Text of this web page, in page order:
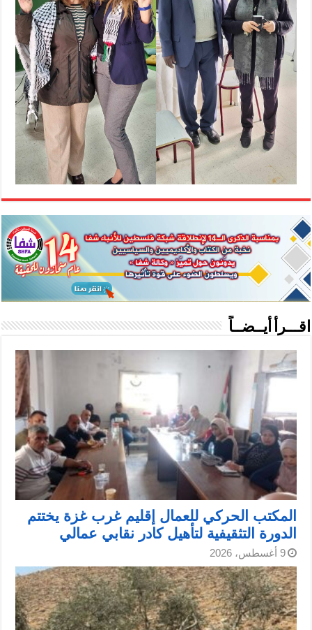
اقـــرأ أيــضــاً
المكتب الحركي للعمال إقليم غرب غزة يختتم
الدورة التثقيفية لتأهيل كادر نقابي عمالي
9 أغسطس، 2026